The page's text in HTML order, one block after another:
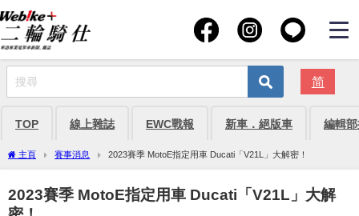
简
TOP 線上雜誌 EWC戰報 新車．絕版車 編輯
主頁 賽事消息 2023賽季 MotoE指定用車 Ducati「V21L」大解密！
2023賽季 MotoE指定用車 Ducati「V21L」大解